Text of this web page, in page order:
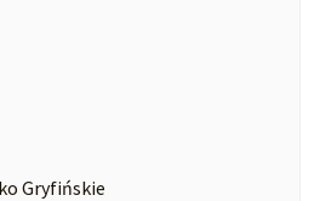
Gryfińskie